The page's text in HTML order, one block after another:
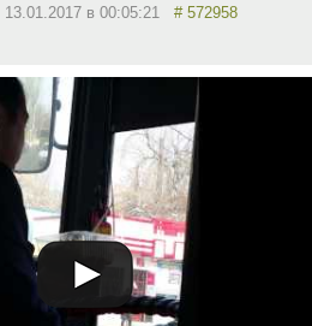
13.01.2017 в 00:05:21 # 572958